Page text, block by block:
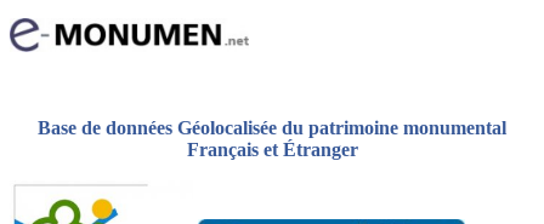
Base de données Géolocalisée du patrimoine monumental
Français et Étranger